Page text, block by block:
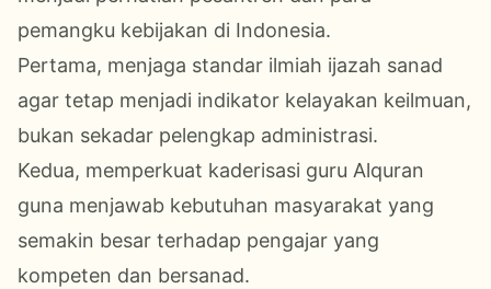
pemangku kebijakan di Indonesia.
Pertama, menjaga standar ilmiah ijazah sanad
agar tetap menjadi indikator kelayakan keilmuan,
bukan sekadar pelengkap administrasi.
Kedua, memperkuat kaderisasi guru Alquran
guna menjawab kebutuhan masyarakat yang
semakin besar terhadap pengajar yang
kompeten dan bersanad.